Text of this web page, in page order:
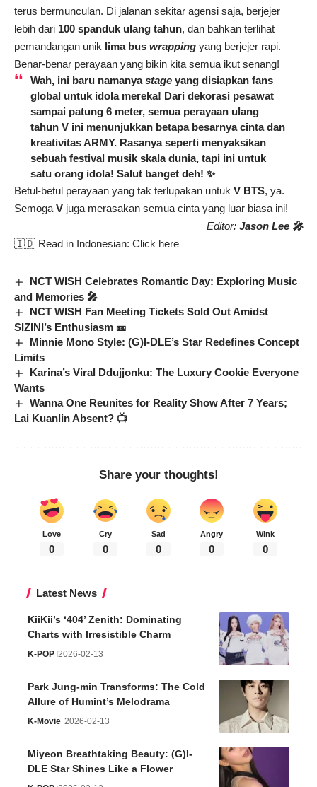
terus bermunculan. Di jalanan sekitar agensi saja, berjejer
lebih dari 100 spanduk ulang tahun, dan bahkan terlihat
pemandangan unik lima bus wrapping yang berjejer rapi.
Benar-benar perayaan yang bikin kita semua ikut senang!
Wah, ini baru namanyastageyang disiapkan fans
global untuk idola mereka! Dari dekorasi pesawat
sampai patung 6 meter, semua perayaan ulang
tahun Vini menunjukkan betapa besarnya cinta dan
kreativitas ARMY. Rasanya seperti menyaksikan
sebuah festival musik skala dunia, tapi ini untuk
satu orang idola! Salut banget deh! ✨
Betul-betul perayaan yang tak terlupakan untuk V BTS, ya.
Semoga V juga merasakan semua cinta yang luar biasa ini!
Editor: Jason Lee 🎤
🇮🇩 Read in Indonesian: Click here
NCT WISH Celebrates Romantic Day: Exploring Music
and Memories 🎤
NCT WISH Fan Meeting Tickets Sold Out Amidst
SIZINI’s Enthusiasm 🎫
Minnie Mono Style: (G)I-DLE’s Star Redefines Concept
Limits
Karina’s Viral Ddujjonku: The Luxury Cookie Everyone
Wants
Wanna One Reunites for Reality Show After 7 Years;
Lai Kuanlin Absent? 📺
Share your thoughts!
Love
0
Cry
0
Sad
0
Angry
0
Wink
0
Latest News
KiiKii’s ‘404’ Zenith: Dominating
Charts with Irresistible Charm
K-POP 2026-02-13
Park Jung-min Transforms: The Cold
Allure of Humint’s Melodrama
K-Movie 2026-02-13
Miyeon Breathtaking Beauty: (G)I-
DLE Star Shines Like a Flower